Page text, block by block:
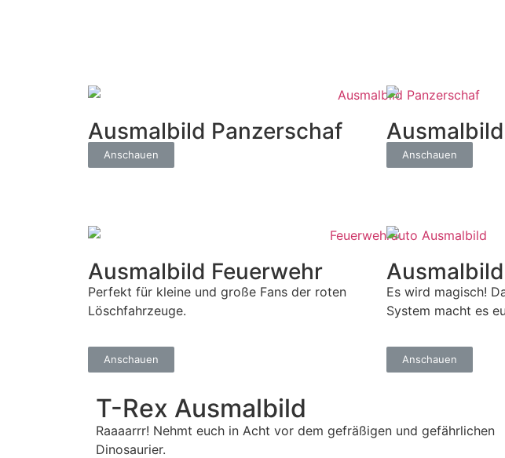
Ausmalbild Panzerschaf
Anschauen Anschauen
Ausmalbild Feuerwehr
Perfekt für kleine und große Fans der roten
Löschfahrzeuge.
Anschauen
Es wird magisch!
System macht es
Anschauen
T-Rex Ausmalbild
Raaaarrr! Nehmt euch in Acht vor dem gefräßigen und gefährlichen
Dinosaurier.